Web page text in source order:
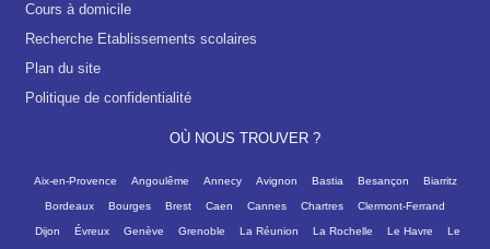
Cours à domicile
Recherche Etablissements scolaires
Plan du site
Politique de confidentialité
OÙ NOUS TROUVER ?
Aix-en-Provence Angoulême Annecy Avignon Bastia Besançon Biarritz
Bordeaux Bourges Brest Caen Cannes Chartres Clermont-Ferrand
Dijon Évreux Genève Grenoble La Réunion La Rochelle Le Havre Le